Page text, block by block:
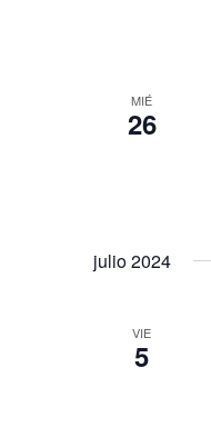
MIÉ
26
julio 2024
VIE
5